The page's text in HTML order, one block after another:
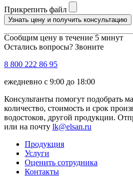
Прикрепить файл
Узнать цену и получить консультацию
Сообщим цену в течение 5 минут
Остались вопросы? Звоните
8 800 222 86 95
ежедневно с 9:00 до 18:00
Консультанты помогут подобрать
количество, стоимость и срок
водостоков, другой продукции.
или на почту lk@elsan.ru
Продукция
Услуги
Оценить сотрудника
Контакты